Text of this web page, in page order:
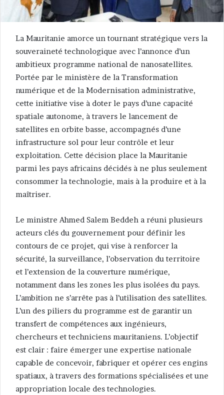
La Mauritanie amorce un tournant stratégique vers la
souveraineté technologique avec l’annonce d’un
ambitieux programme national de nanosatellites.
Portée par le ministère de la Transformation
numérique et de la Modernisation administrative,
cette initiative vise à doter le pays d’une capacité
spatiale autonome, à travers le lancement de
satellites en orbite basse, accompagnés d’une
infrastructure sol pour leur contrôle et leur
exploitation. Cette décision place la Mauritanie
parmi les pays africains décidés à ne plus seulement
consommer la technologie, mais à la produire et à la
maîtriser.
Le ministre Ahmed Salem Beddeh a réuni plusieurs
acteurs clés du gouvernement pour définir les
contours de ce projet, qui vise à renforcer la
sécurité, la surveillance, l’observation du territoire
et l’extension de la couverture numérique,
notamment dans les zones les plus isolées du pays.
L’ambition ne s’arrête pas à l’utilisation des satellites.
L’un des piliers du programme est de garantir un
transfert de compétences aux ingénieurs,
chercheurs et techniciens mauritaniens. L’objectif
est clair : faire émerger une expertise nationale
capable de concevoir, fabriquer et opérer ces engins
spatiaux, à travers des formations spécialisées et une
appropriation locale des technologies.